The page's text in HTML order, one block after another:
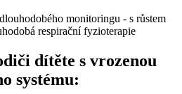
monitoringu - s růstem
respirační fyzioterapie
dítěte s vrozenou
systému: